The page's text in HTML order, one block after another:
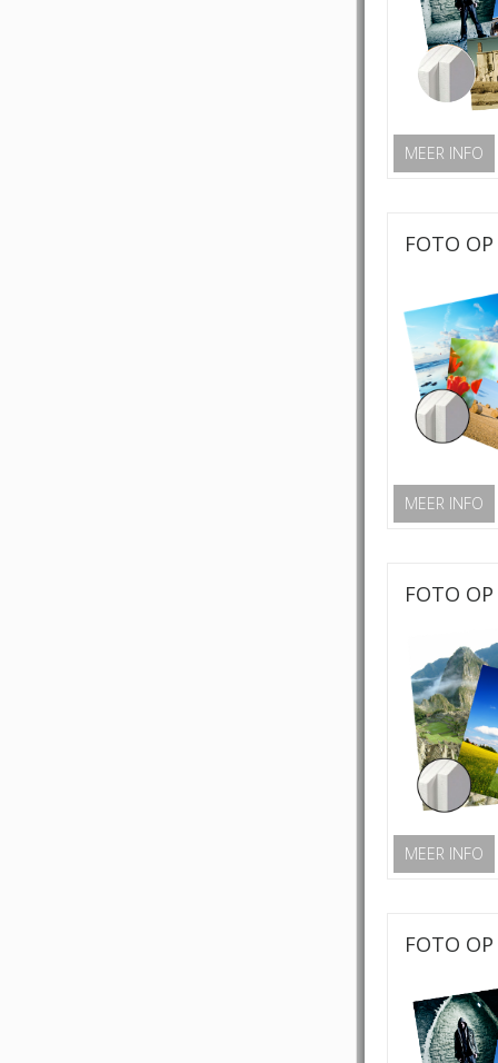
MEER INFO
FOTO
MEER INFO
FOTO
MEER INFO
FOTO